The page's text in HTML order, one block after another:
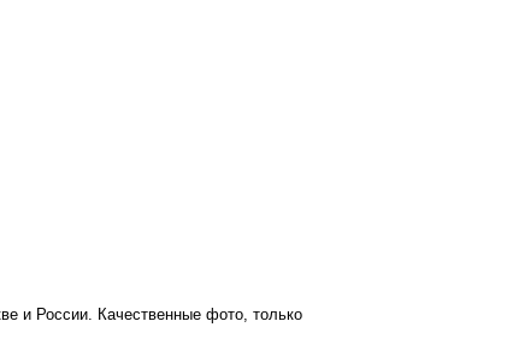
и России. Качественные фото, только